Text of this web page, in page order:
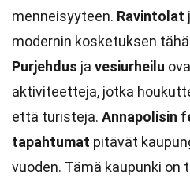
menneisyyteen. Ravintolat
modernin kosketuksen
Purjehdus ja vesiurheilu
aktiviteetteja, jotka
että turisteja. Annapolisin
tapahtumat pitävät
vuoden. Tämä kaupunki on